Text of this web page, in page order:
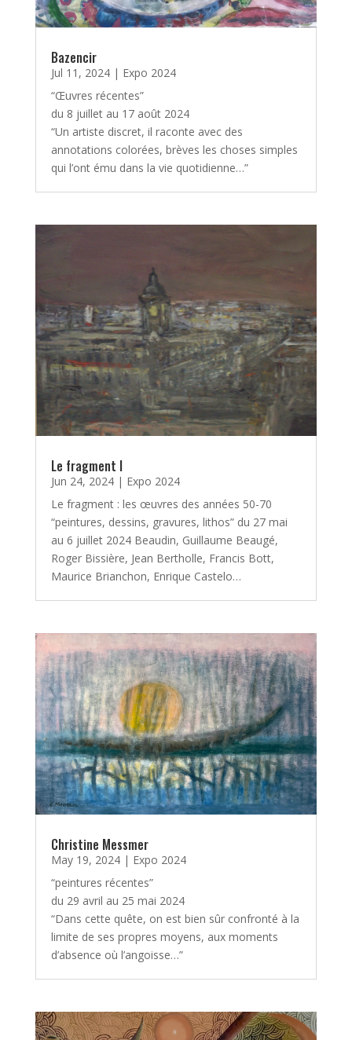
Bazencir
Jul 11, 2024| Expo 2024
“Œuvres récentes”
du 8 juillet au 17 août 2024
“Un artiste discret, il raconte avec des
annotations colorées, brèves les choses simples
qui l’ont ému dans la vie quotidienne…”
Le fragment I
Jun 24, 2024| Expo 2024
Le fragment : les œuvres des années 50-70
“peintures, dessins, gravures, lithos” du 27 mai
au 6 juillet 2024 Beaudin, Guillaume Beaugé,
Roger Bissière, Jean Bertholle, Francis Bott,
Maurice Brianchon, Enrique Castelo…
Christine Messmer
May 19, 2024| Expo 2024
“peintures récentes”
du 29 avril au 25 mai 2024
“Dans cette quête, on est bien sûr confronté à la
limite de ses propres moyens, aux moments
d’absence où l’angoisse…”